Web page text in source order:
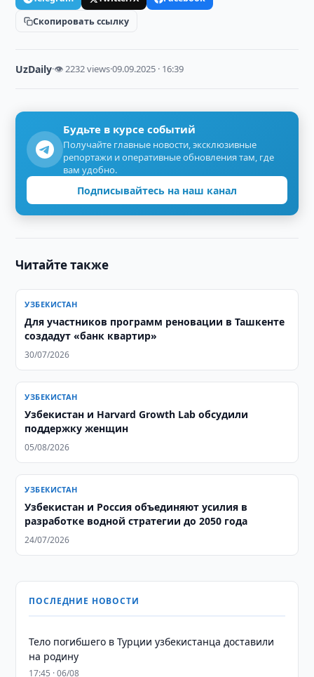
Скопировать ссылку
UzDaily·👁 2232 views·09.09.2025 · 16:39
Будьте в курсе событий
Получайте главные новости, эксклюзивные
репортажи и оперативные обновления там, где
вам удобно.
Подписывайтесь на наш канал
Читайте также
УЗБЕКИСТАН
Для участников программ реновации в Ташкенте
создадут «банк квартир»
30/07/2026
УЗБЕКИСТАН
Узбекистан и Harvard Growth Lab обсудили
поддержку женщин
05/08/2026
УЗБЕКИСТАН
Узбекистан и Россия объединяют усилия в
разработке водной стратегии до 2050 года
24/07/2026
ПОСЛЕДНИЕ НОВОСТИ
Тело погибшего в Турции узбекистанца доставили
на родину
17:45 · 06/08